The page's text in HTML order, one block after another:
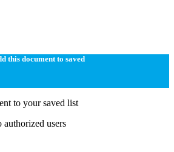
this document to saved
to your saved list
users